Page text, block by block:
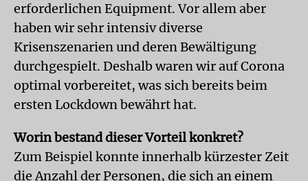
erforderlichen Equipment. Vor allem aber
haben wir sehr intensiv diverse
Krisenszenarien und deren Bewältigung
durchgespielt. Deshalb waren wir auf Corona
optimal vorbereitet, was sich bereits beim
ersten Lockdown bewährt hat.
Worin bestand dieser Vorteil konkret?
Zum Beispiel konnte innerhalb kürzester Zeit
die Anzahl der Personen, die sich an einem